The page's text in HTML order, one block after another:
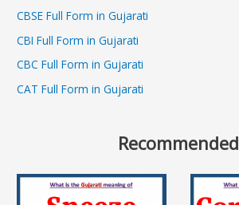
CBSE Full Form in Gujarati
CBI Full Form in Gujarati
CBC Full Form in Gujarati
CAT Full Form in Gujarati
Recommended